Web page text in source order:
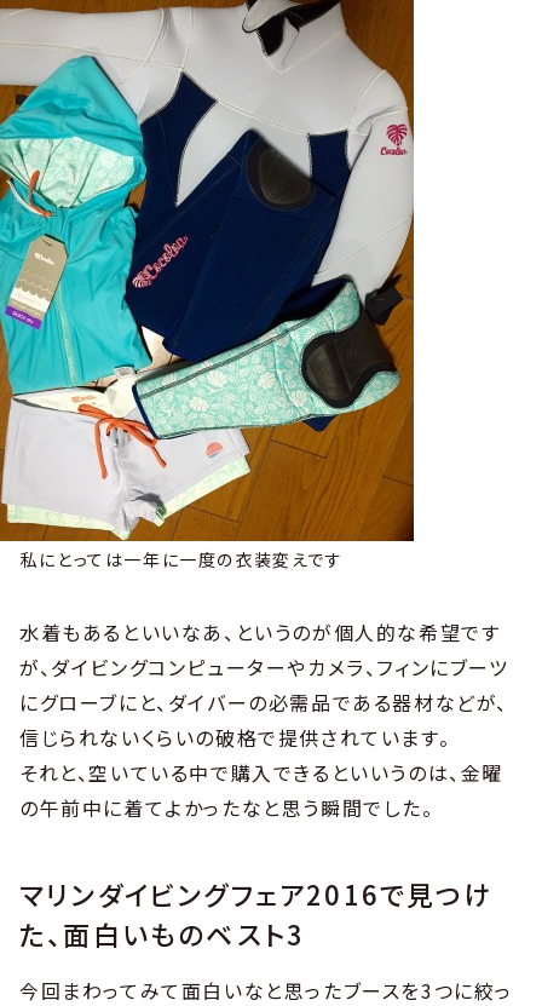
私にとっては一年に一度の衣装変えです
水着もあるといいなあ、というのが個人的な希望です
が、ダイビングコンピューターやカメラ、フィンにブーツ
にグローブにと、ダイバーの必需品である器材などが、
信じられないくらいの破格で提供されています。
それと、空いている中で購入できるといいうのは、金曜
の午前中に着てよかったなと思う瞬間でした。
マリンダイビングフェア2016で見つけ
た、面白いものベスト3
今回まわってみて面白いなと思ったブースを3つに絞っ